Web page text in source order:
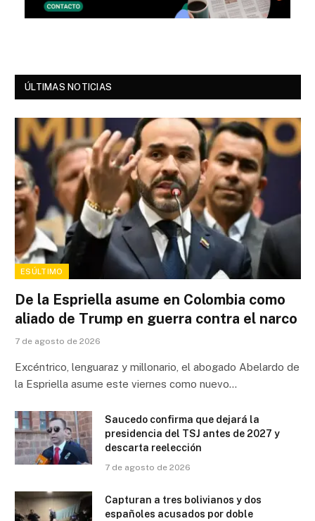
ÚLTIMAS NOTICIAS
ESÚLTIMO
De la Espriella asume en Colombia como
aliado de Trump en guerra contra el narco
7 de agosto de 2026
Excéntrico, lenguaraz y millonario, el abogado Abelardo de
la Espriella asume este viernes como nuevo…
Saucedo confirma que dejará la
presidencia del TSJ antes de 2027 y
descarta reelección
7 de agosto de 2026
Capturan a tres bolivianos y dos
españoles acusados por doble